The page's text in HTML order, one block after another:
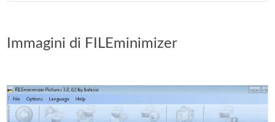
Immagini di FILEminimizer